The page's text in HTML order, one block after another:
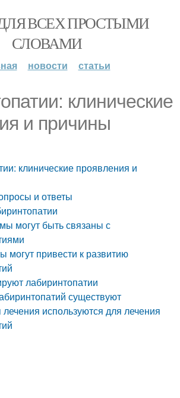
ВСЕХ ПРОСТЫМИ
СЛОВАМИ
новости статьи
клинические
и причины
клинические проявления и
и ответы
могут быть связаны с
могут привести к развитию
лабиринтопатии
существуют
используются для лечения